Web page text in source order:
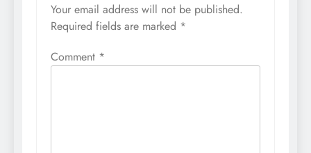
Your email address will not be published.
Required fields are marked *
Comment *